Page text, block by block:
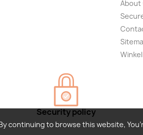
About
continuing to browse this website,
Security policy